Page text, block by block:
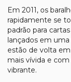
Em 2011, os
rapidamente se
padrão para
lançados em
estão de volta
mais vívida e
vibrante.